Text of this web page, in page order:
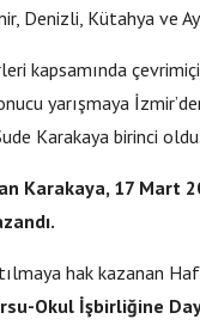
Denizli, Kütahya ve
kapsamında
yarışmaya
Karakaya birinci oldu.
Karakaya, 17 Mart
hak kazanan
Okul İşbirliğine